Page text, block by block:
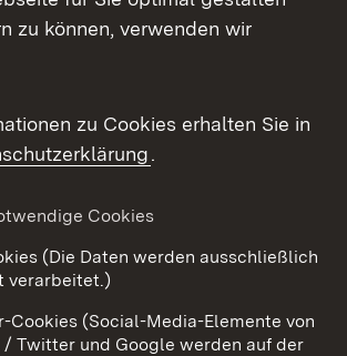
Kontakt
Datenschutz
zu können, verwenden wir
zu Cookies erhalten Sie in
.
Cookies
(Die Daten werden ausschließlich
verarbeitet.)
Cookies (Social-Media-Elemente von
/ Twitter und Google werden auf der